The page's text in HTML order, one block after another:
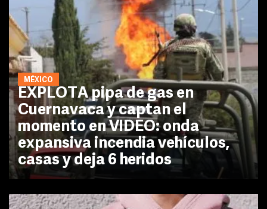
MÉXICO
EXPLOTA pipa de gas en
Cuernavaca y captan el
momento en VIDEO: onda
expansiva incendia vehículos,
casas y deja 6 heridos